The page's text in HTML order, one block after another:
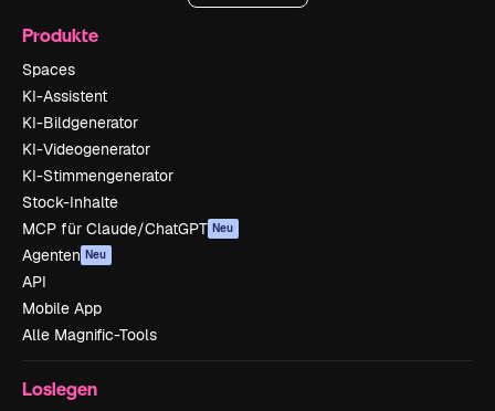
Produkte
Spaces
KI-Assistent
KI-Bildgenerator
KI-Videogenerator
KI-Stimmengenerator
Stock-Inhalte
MCP für Claude/ChatGPT Neu
Agenten Neu
API
Mobile App
Alle Magnific-Tools
Loslegen